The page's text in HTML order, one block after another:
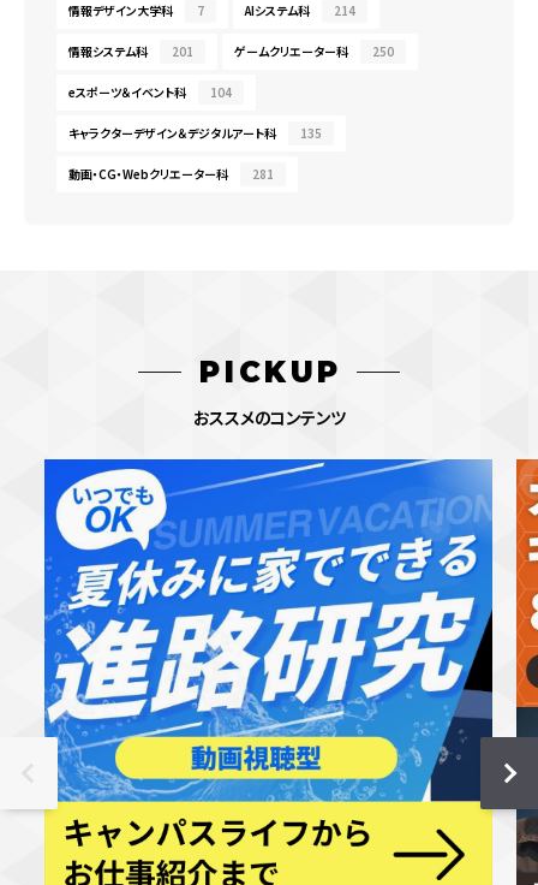
情報デザイン大学科 7 AIシステム科 214
情報システム科 201 ゲームクリエーター科 250
eスポーツ＆イベント科 104
キャラクターデザイン＆デジタルアート科 135
動画・CG・Webクリエーター科 281
PICKUP
おススメのコンテンツ